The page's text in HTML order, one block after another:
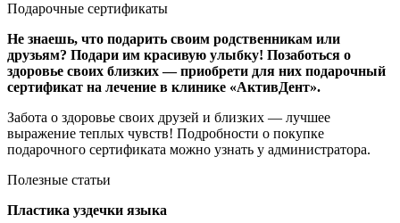
Подарочные сертификаты
Не знаешь, что подарить своим родственникам или
друзьям? Подари им красивую улыбку! Позаботься о
здоровье своих близких — приобрети для них подарочный
сертификат на лечение в клинике «АктивДент».
Забота о здоровье своих друзей и близких — лучшее
выражение теплых чувств! Подробности о покупке
подарочного сертификата можно узнать у администратора.
Полезные статьи
Пластика уздечки языка